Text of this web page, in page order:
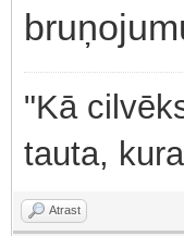
"Kā
tauta,
Atrast